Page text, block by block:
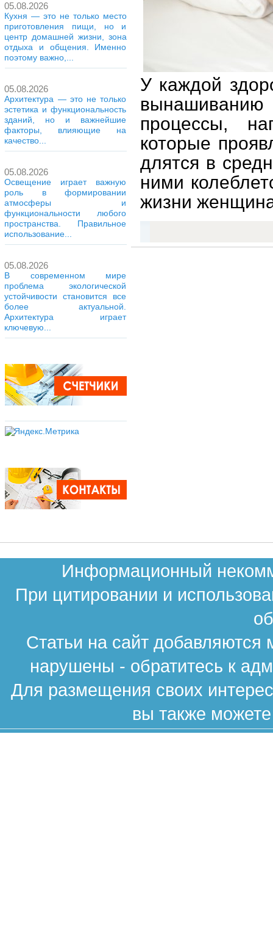
05.08.2026
Кухня — это не только место
приготовления пищи, но и
центр домашней жизни, зона
отдыха и общения. Именно
поэтому важно,...
05.08.2026
Архитектура — это не только
эстетика и функциональность
зданий, но и важнейшие
факторы, влияющие на
качество...
05.08.2026
Освещение играет важную
роль в формировании
атмосферы и
функциональности любого
пространства. Правильное
использование...
05.08.2026
В современном мире
проблема экологической
устойчивости становится все
более актуальной.
Архитектура играет
ключевую...
У каждой
процессы,
которые
длятся в
ними
жизни
Информационный
При цитировании и
Статьи на сайт
нарушены - обратитесь к
Для размещения своих
вы также